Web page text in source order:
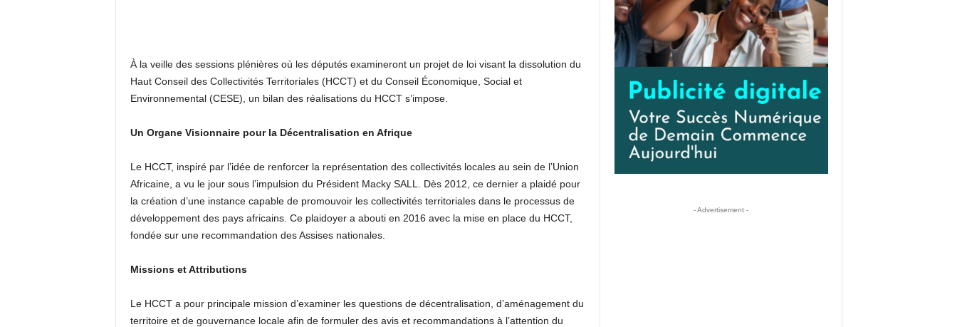
À la veille des sessions plénières où les députés examineront un projet de loi visant la dissolution du
Haut Conseil des Collectivités Territoriales (HCCT) et du Conseil Économique, Social et
Environnemental (CESE), un bilan des réalisations du HCCT s’impose.
Un Organe Visionnaire pour la Décentralisation en Afrique
Le HCCT, inspiré par l’idée de renforcer la représentation des collectivités locales au sein de l’Union
Africaine, a vu le jour sous l’impulsion du Président Macky SALL. Dès 2012, ce dernier a plaidé pour
la création d’une instance capable de promouvoir les collectivités territoriales dans le processus de
développement des pays africains. Ce plaidoyer a abouti en 2016 avec la mise en place du HCCT,
fondée sur une recommandation des Assises nationales.
Missions et Attributions
Le HCCT a pour principale mission d’examiner les questions de décentralisation, d’aménagement du
territoire et de gouvernance locale afin de formuler des avis et recommandations à l’attention du
- Advertisement -